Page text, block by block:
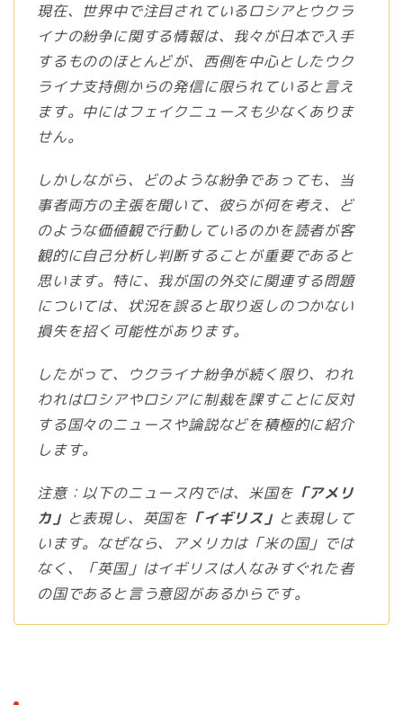
現在、世界中で注目されているロシアとウクラ
イナの紛争に関する情報は、我々が日本で入手
するもののほとんどが、西側を中心としたウク
ライナ支持側からの発信に限られていると言え
ます。中にはフェイクニュースも少なくありま
せん。
しかしながら、どのような紛争であっても、当
事者両方の主張を聞いて、彼らが何を考え、ど
のような価値観で行動しているのかを読者が客
観的に自己分析し判断することが重要であると
思います。特に、我が国の外交に関連する問題
については、状況を誤ると取り返しのつかない
損失を招く可能性があります。
したがって、ウクライナ紛争が続く限り、われ
われはロシアやロシアに制裁を課すことに反対
する国々のニュースや論説などを積極的に紹介
します。
注意：以下のニュース内では、米国を 「アメリ
カ」 と表現し、英国を 「イギリス」 と表現して
います。なぜなら、アメリカは「米の国」では
なく、「英国」はイギリスは人なみすぐれた者
の国であると言う意図があるからです。